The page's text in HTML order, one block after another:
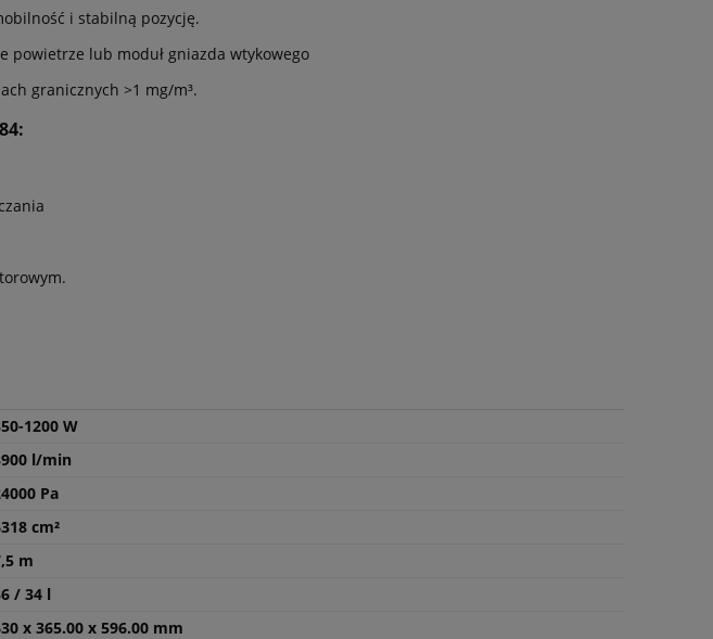
i stabilną pozycję.
powietrze lub moduł gniazda wtykowego
granicznych >1 mg/m³.
1200 W
l/min
Pa
cm²
m
/ 34 l
x 365.00 x 596.00 mm